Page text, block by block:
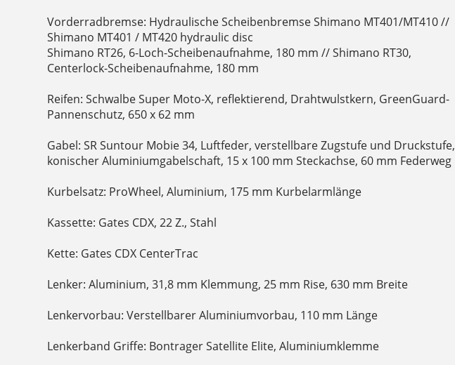
Vorderradbremse: Hydraulische Scheibenbremse Shimano MT401/MT410 //
Shimano MT401 / MT420 hydraulic disc
Shimano RT26, 6-Loch-Scheibenaufnahme, 180 mm // Shimano RT30,
Centerlock-Scheibenaufnahme, 180 mm
Reifen: Schwalbe Super Moto-X, reflektierend, Drahtwulstkern, GreenGuard-
Pannenschutz, 650 x 62 mm
Gabel: SR Suntour Mobie 34, Luftfeder, verstellbare Zugstufe und Druckstufe,
konischer Aluminiumgabelschaft, 15 x 100 mm Steckachse, 60 mm Federweg
Kurbelsatz: ProWheel, Aluminium, 175 mm Kurbelarmlänge
Kassette: Gates CDX, 22 Z., Stahl
Kette: Gates CDX CenterTrac
Lenker: Aluminium, 31,8 mm Klemmung, 25 mm Rise, 630 mm Breite
Lenkervorbau: Verstellbarer Aluminiumvorbau, 110 mm Länge
Lenkerband Griffe: Bontrager Satellite Elite, Aluminiumklemme